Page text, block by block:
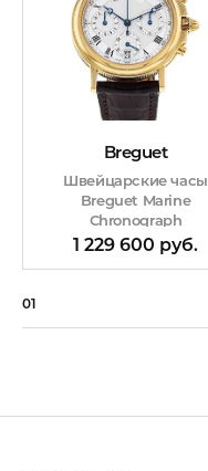
Breguet
Швейцарские часы
Breguet Marine
Chronograph
1 229 600 руб.
01